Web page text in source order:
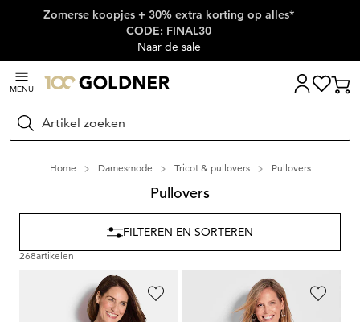
Skip naar hoofdinhoud
Zomerse koopjes + 30% extra korting op alles*
CODE: FINAL30
Naar de sale
MENU
Zoeken
Home Damesmode Tricot & pullovers Pullovers
Pullovers
268artikelen
FILTEREN EN SORTEREN